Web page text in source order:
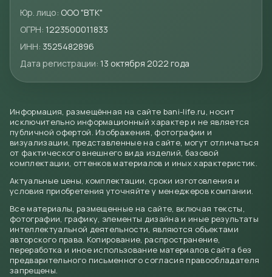
Юр. лицо: ООО "ВТК"
ОГРН: 1223500011833
ИНН: 3525482896
Дата регистрации: 13 октября 2022 года
Информация, размещённая на сайте bani-life.ru, носит
исключительно информационный характер и не является
публичной офертой. Изображения, фотографии и
визуализации, представленные на сайте, могут отличаться
от фактического внешнего вида изделий, базовой
комплектации, оттенков материалов и иных характеристик.
Актуальные цены, комплектации, сроки изготовления и
условия приобретения уточняйте у менеджеров компании.
Все материалы, размещенные на сайте, включая тексты,
фотографии, графику, элементы дизайна и иные результаты
интеллектуальной деятельности, являются объектами
авторского права. Копирование, распространение,
переработка и иное использование материалов сайта без
предварительного письменного согласия правообладателя
запрещены.